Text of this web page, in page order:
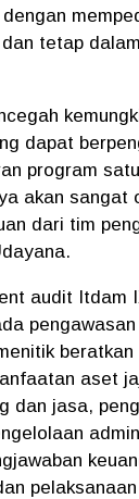
tetap
dapat
program
akan sangat
dari tim
audit Itdam
aset
dan jasa,